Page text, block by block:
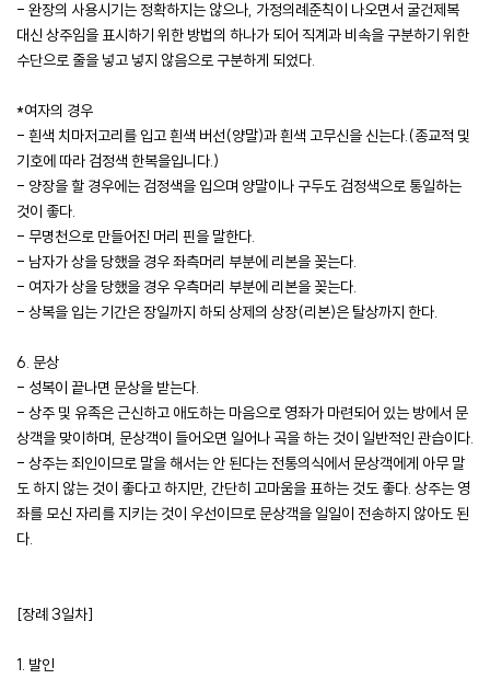
- 완장의 사용시기는 정확하지는 않으나, 가정의례준칙이 나오면서 굴건제복
대신 상주임을 표시하기 위한 방법의 하나가 되어 직계과 비속을 구분하기 위한
수단으로 줄을 넣고 넣지 않음으로 구분하게 되었다.
*여자의 경우
- 흰색 치마저고리를 입고 흰색 버선(양말)과 흰색 고무신을 신는다.(종교적 및
기호에 따라 검정색 한복을입니다.)
- 양장을 할 경우에는 검정색을 입으며 양말이나 구두도 검정색으로 통일하는
것이 좋다.
- 무명천으로 만들어진 머리 핀을 말한다.
- 남자가 상을 당했을 경우 좌측머리 부분에 리본을 꽂는다.
- 여자가 상을 당했을 경우 우측머리 부분에 리본을 꽂는다.
- 상복을 입는 기간은 장일까지 하되 상제의 상장(리본)은 탈상까지 한다.
6. 문상
- 성복이 끝나면 문상을 받는다.
- 상주 및 유족은 근신하고 애도하는 마음으로 영좌가 마련되어 있는 방에서 문
상객을 맞이하며, 문상객이 들어오면 일어나 곡을 하는 것이 일반적인 관습이다.
- 상주는 죄인이므로 말을 해서는 안 된다는 전통의식에서 문상객에게 아무 말
도 하지 않는 것이 좋다고 하지만, 간단히 고마움을 표하는 것도 좋다. 상주는 영
좌를 모신 자리를 지키는 것이 우선이므로 문상객을 일일이 전송하지 않아도 된
다.
[장례 3일차]
1. 발인